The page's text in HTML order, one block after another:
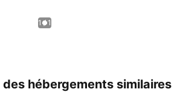
1 / 1
hébergements similaires